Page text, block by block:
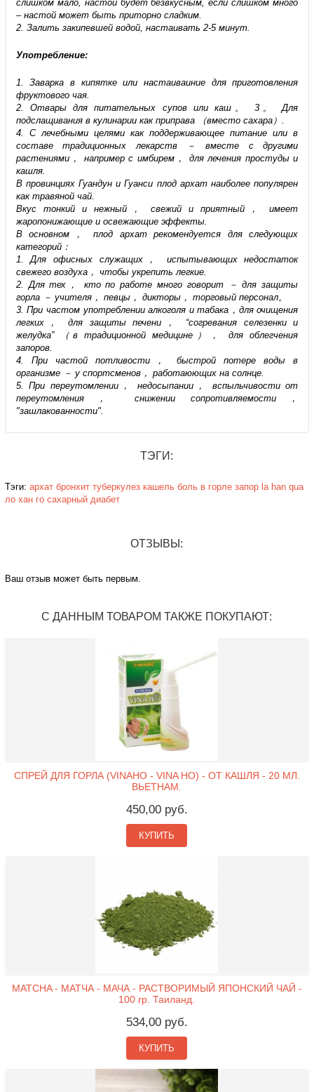
слишком мало, настой будет безвкусным, если слишком много
– настой может быть приторно сладким.
2. Залить закипевшей водой, настаивать 2-5 минут.
Употребление:
1. Заварка в кипятке или настаиваиние для приготовления
фруктового чая.
2. Отвары для питательных супов или каш。 3。 Для
подслащивания в кулинарии как приправа （вместо сахара）.
4. С лечебными целями как поддерживающее питание или в
составе традиционных лекарств － вместе с другими
растениями， например с имбирем， для лечения простуды и
кашля.
В провинциях Гуандун и Гуанси плод архат наиболее популярен
как травяной чай.
Вкус тонкий и нежный， свежий и приятный， имеет
жаропонижающие и освежающие эффекты.
В основном， плод архат рекомендуется для следующих
категорий：
1. Для офисных служащих， испытывающих недостаток
свежего воздуха， чтобы укрепить легкие.
2. Для тех， кто по работе много говорит － для защиты
горла － учителя， певцы， дикторы， торговый персонал。
3. При частом употреблении алкоголя и табака，для очищения
легких， для защиты печени， “согревания селезенки и
желудка” （в традиционной медицине）， для облегчения
запоров.
4. При частой потливости， быстрой потере воды в
организме － у спортсменов， работаюющих на солнце.
5. При переутомлении， недосыпании， вспыльчивости от
переутомления， снижении сопротивляемости，
"зашлакованности".
ТЭГИ:
Тэги: архат бронхит туберкулез кашель боль в горле запор la han qua
ло хан го сахарный диабет
ОТЗЫВЫ:
Ваш отзыв может быть первым.
С ДАННЫМ ТОВАРОМ ТАКЖЕ ПОКУПАЮТ:
СПРЕЙ ДЛЯ ГОРЛА (VINAHO - VINA HO) - ОТ КАШЛЯ - 20 МЛ.
ВЬЕТНАМ.
450,00 руб.
КУПИТЬ
MATCHA - МАТЧА - МАЧА - РАСТВОРИМЫЙ ЯПОНСКИЙ ЧАЙ -
100 гр. Таиланд.
534,00 руб.
КУПИТЬ